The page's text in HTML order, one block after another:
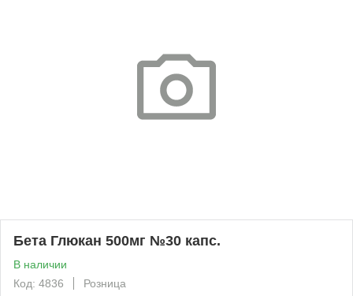
Бета Глюкан 500мг №30 капс.
В наличии
Код: 4836
Розница